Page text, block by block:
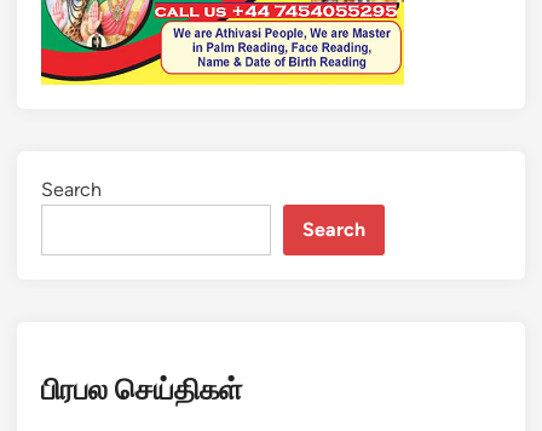
Search
Search
பிரபல செய்திகள்